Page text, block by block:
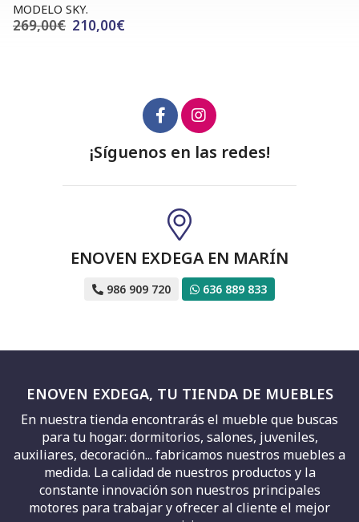
MODELO SKY.
269,00€ 210,00€
¡Síguenos en las redes!
ENOVEN EXDEGA EN MARÍN
986 909 720 636 889 833
ENOVEN EXDEGA, TU TIENDA DE MUEBLES
En nuestra tienda encontrarás el mueble que buscas
para tu hogar: dormitorios, salones, juveniles,
auxiliares, decoración... fabricamos nuestros muebles a
medida. La calidad de nuestros productos y la
constante innovación son nuestros principales
motores para trabajar y ofrecer al cliente el mejor